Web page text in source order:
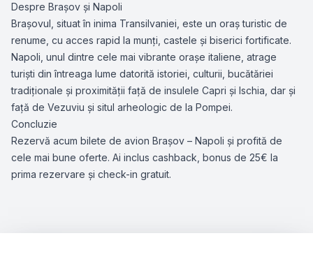
Despre Brașov și Napoli
Brașovul, situat în inima Transilvaniei, este un oraș turistic de
renume, cu acces rapid la munți, castele și biserici fortificate.
Napoli, unul dintre cele mai vibrante orașe italiene, atrage
turiști din întreaga lume datorită istoriei, culturii, bucătăriei
tradiționale și proximității față de insulele Capri și Ischia, dar și
față de Vezuviu și situl arheologic de la Pompei.
Concluzie
Rezervă acum bilete de avion Brașov – Napoli și profită de
cele mai bune oferte. Ai inclus cashback, bonus de 25€ la
prima rezervare și check-in gratuit.